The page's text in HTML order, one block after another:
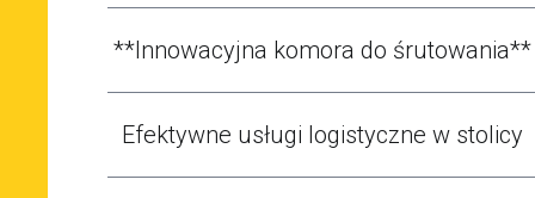
**Innowacyjna komora do śrutowania**
Efektywne usługi logistyczne w stolicy